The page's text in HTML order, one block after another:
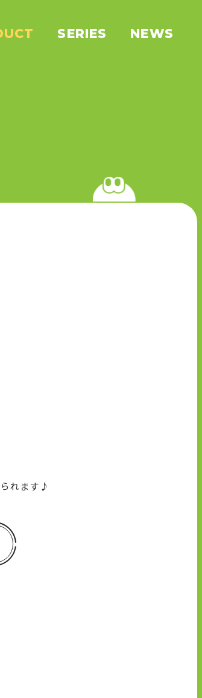
SERIES NEWS
れます♪